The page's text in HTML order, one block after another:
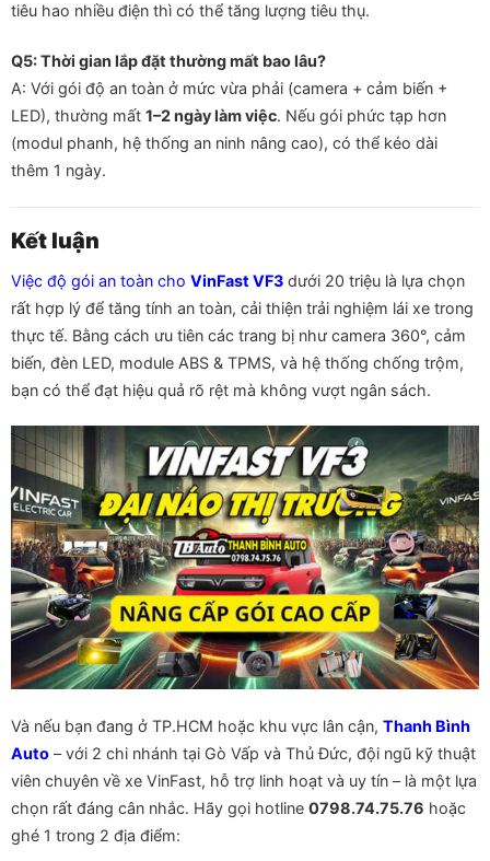
tiêu hao nhiều điện thì có thể tăng lượng tiêu thụ.
Q5: Thời gian lắp đặt thường mất bao lâu?
A: Với gói độ an toàn ở mức vừa phải (camera + cảm biến +
LED), thường mất 1–2 ngày làm việc. Nếu gói phức tạp hơn
(modul phanh, hệ thống an ninh nâng cao), có thể kéo dài
thêm 1 ngày.
Kết luận
Việc độ gói an toàn cho VinFast VF3 dưới 20 triệu là lựa chọn
rất hợp lý để tăng tính an toàn, cải thiện trải nghiệm lái xe trong
thực tế. Bằng cách ưu tiên các trang bị như camera 360°, cảm
biến, đèn LED, module ABS & TPMS, và hệ thống chống trộm,
bạn có thể đạt hiệu quả rõ rệt mà không vượt ngân sách.
Và nếu bạn đang ở TP.HCM hoặc khu vực lân cận, Thanh Bình
Auto – với 2 chi nhánh tại Gò Vấp và Thủ Đức, đội ngũ kỹ thuật
viên chuyên về xe VinFast, hỗ trợ linh hoạt và uy tín – là một lựa
chọn rất đáng cân nhắc. Hãy gọi hotline 0798.74.75.76 hoặc
ghé 1 trong 2 địa điểm: